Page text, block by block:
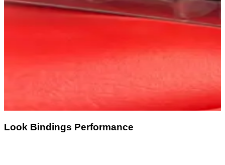
Look Bindings Performance